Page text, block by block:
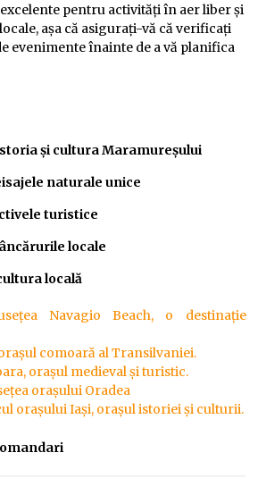
pentru activități în aer liber și
așa că asigurați-vă că verificați
evenimente înainte de a vă planifica
și cultura Maramureșului
naturale unice
turistice
locale
locală
Navagio Beach, o destinație
comoară al Transilvaniei.
orașul medieval și turistic.
orașului Oradea
orașului Iași, orașul istoriei și culturii.